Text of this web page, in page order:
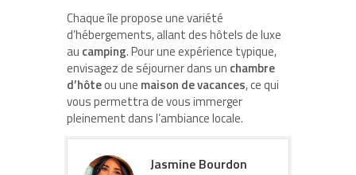
Chaque île propose une variété
d’hébergements, allant des hôtels de luxe
au camping. Pour une expérience typique,
envisagez de séjourner dans un chambre
d’hôteou une maison de vacances, ce qui
vous permettra de vous immerger
pleinement dans l’ambiance locale.
Jasmine Bourdon